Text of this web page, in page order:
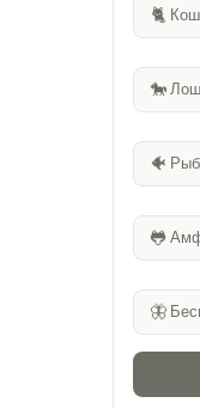
🐈
🐎
🐠
🐸
🦋